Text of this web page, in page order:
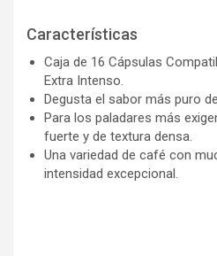
Características
Caja de 16 Cápsulas
Extra Intenso.
Degusta el sabor más puro
Para los paladares más
fuerte y de textura densa.
Una variedad de café con
intensidad excepcional.